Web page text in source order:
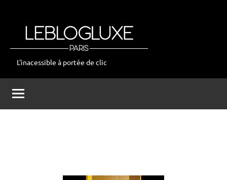
leblogluxe
L'inacessible à portée de clic